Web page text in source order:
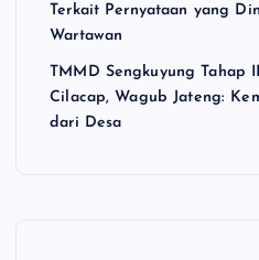
Terkait Pernyataan yang
Wartawan
TMMD Sengkuyung Tahap
Cilacap, Wagub Jateng:
dari Desa